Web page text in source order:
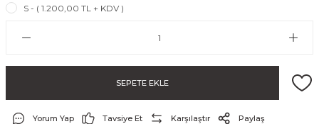
S - ( 1.200,00 TL + KDV )
SEPETE EKLE
Yorum Yap Tavsiye Et Karşılaştır Paylaş